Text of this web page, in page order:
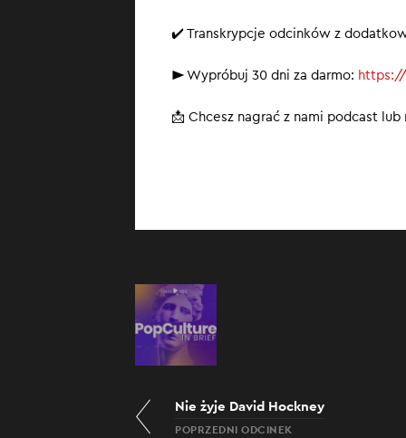
✔️ Transkrypcje odcinków z
► Wypróbuj 30 dni za darmo:
📩 Chcesz nagrać z nami podcast
Nie żyje David Hockney
POPRZEDNI ODCINEK